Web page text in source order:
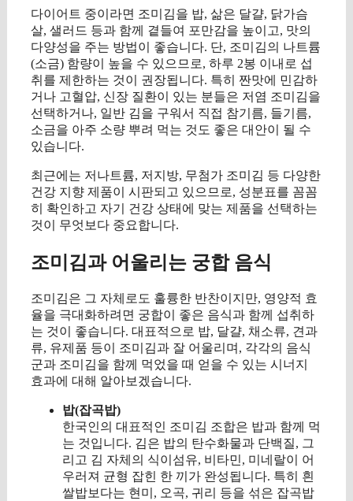
다이어트 중이라면 조미김을 밥, 삶은 달걀, 닭가슴
살, 샐러드 등과 함께 곁들여 포만감을 높이고, 맛의
다양성을 주는 방법이 좋습니다. 단, 조미김의 나트륨
(소금) 함량이 높을 수 있으므로, 하루 2봉 이내로 섭
취를 제한하는 것이 권장됩니다. 특히 짠맛에 민감하
거나 고혈압, 신장 질환이 있는 분들은 저염 조미김을
선택하거나, 일반 김을 구워서 직접 참기름, 들기름,
소금을 아주 소량 뿌려 먹는 것도 좋은 대안이 될 수
있습니다.
최근에는 저나트륨, 저지방, 무첨가 조미김 등 다양한
건강 지향 제품이 시판되고 있으므로, 성분표를 꼼꼼
히 확인하고 자기 건강 상태에 맞는 제품을 선택하는
것이 무엇보다 중요합니다.
조미김과 어울리는 궁합 음식
조미김은 그 자체로도 훌륭한 반찬이지만, 영양적 효
율을 극대화하려면 궁합이 좋은 음식과 함께 섭취하
는 것이 좋습니다. 대표적으로 밥, 달걀, 채소류, 견과
류, 유제품 등이 조미김과 잘 어울리며, 각각의 음식
군과 조미김을 함께 먹었을 때 얻을 수 있는 시너지
효과에 대해 알아보겠습니다.
밥(잡곡밥)
한국인의 대표적인 조미김 조합은 밥과 함께 먹
는 것입니다. 김은 밥의 탄수화물과 단백질, 그
리고 김 자체의 식이섬유, 비타민, 미네랄이 어
우러져 균형 잡힌 한 끼가 완성됩니다. 특히 흰
쌀밥보다는 현미, 오곡, 귀리 등을 섞은 잡곡밥